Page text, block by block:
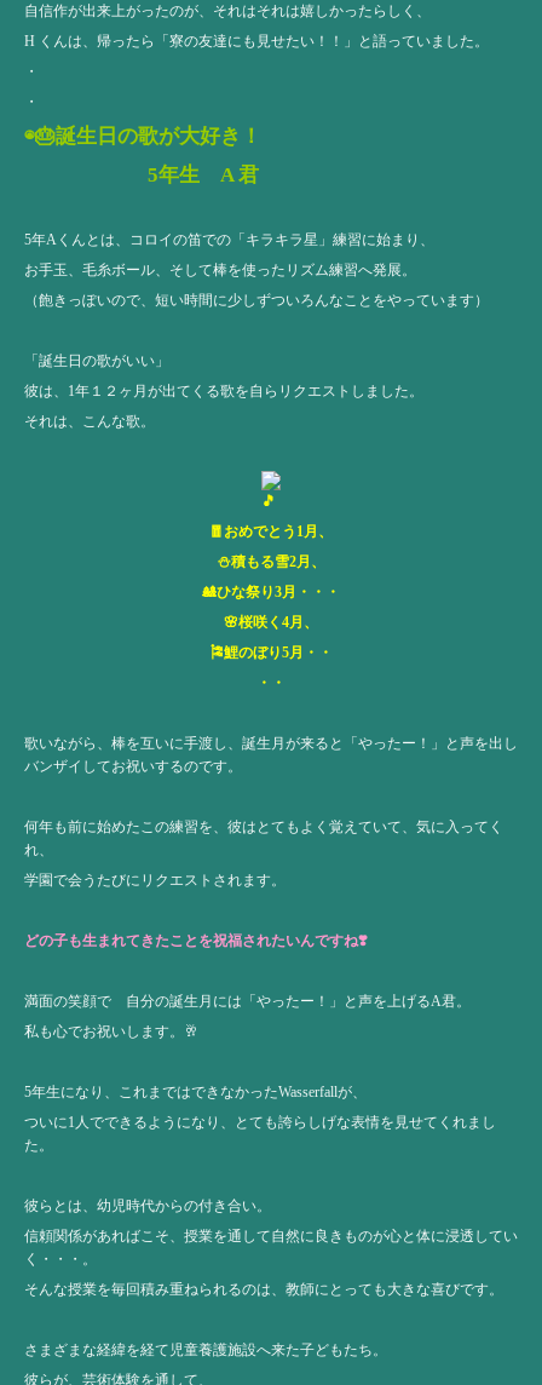
自信作が出来上がったのが、それはそれは嬉しかったらしく、
H くんは、帰ったら「寮の友達にも見せたい！！」と語っていました。
・
・
◉🎂誕生日の歌が大好き！
5年生 A 君
5年Aくんとは、コロイの笛での「キラキラ星」練習に始まり、
お手玉、毛糸ボール、そして棒を使ったリズム練習へ発展。
（飽きっぽいので、短い時間に少しずついろんなことをやっています）
「誕生日の歌がいい」
彼は、1年１２ヶ月が出てくる歌を自らリクエストしました。
それは、こんな歌。
🧧おめでとう1月、
⛄️積もる雪2月、
🎎ひな祭り3月・・・
🌸桜咲く4月、
🎏鯉のぼり5月・・
・・
歌いながら、棒を互いに手渡し、誕生月が来ると「やったー！」と声を出し
バンザイしてお祝いするのです。
何年も前に始めたこの練習を、彼はとてもよく覚えていて、気に入ってく
れ、
学園で会うたびにリクエストされます。
どの子も生まれてきたことを祝福されたいんですね❣️
満面の笑顔で 自分の誕生月には「やったー！」と声を上げるA君。
私も心でお祝いします。🥂
5年生になり、これまではできなかったWasserfallが、
ついに1人でできるようになり、とても誇らしげな表情を見せてくれまし
た。
彼らとは、幼児時代からの付き合い。
信頼関係があればこそ、授業を通して自然に良きものが心と体に浸透してい
く・・・。
そんな授業を毎回積み重ねられるのは、教師にとっても大きな喜びです。
さまざまな経緯を経て児童養護施設へ来た子どもたち。
彼らが、芸術体験を通して、